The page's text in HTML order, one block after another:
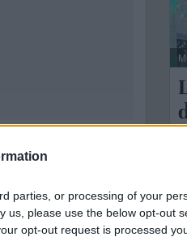
parties, or processing of your
us, please use the below opt-out
opt-out request is processed
sommelier
proprio
il titolo
Caragnano, vecchia